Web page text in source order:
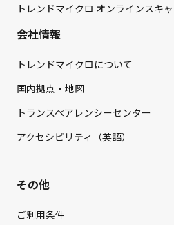
トレンドマイクロ オンラインスキ
会社情報
トレンドマイクロについて
国内拠点・地図
トランスペアレンシーセンター
アクセシビリティ（英語）
その他
ご利用条件